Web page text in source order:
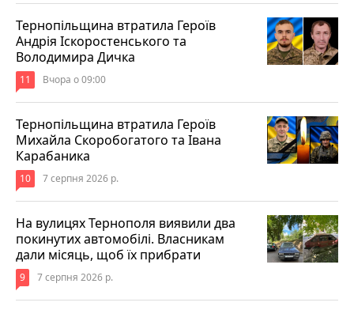
Тернопільщина втратила Героїв
Андрія Іскоростенського та
Володимира Дичка
11 Вчора о 09:00
Тернопільщина втратила Героїв
Михайла Скоробогатого та Івана
Карабаника
10 7 серпня 2026 р.
На вулицях Тернополя виявили два
покинутих автомобілі. Власникам
дали місяць, щоб їх прибрати
9 7 серпня 2026 р.